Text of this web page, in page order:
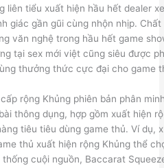
liên tiểu xuất hiện hầu hết dealer
giác gần gũi cùng nhộn nhịp. Chất
văn nghệ trong hầu hết game
tại sex mới việt cũng siêu được
thưởng thức cực đại cho game
rộng Khủng phiên bản phân
thông dụng, hợp gồm xuất hiện
tiêu tiêu dùng game thủ. Ví dụ,
thủ xuất hiện rộng Khủng thể
cuội nguồn, Baccarat